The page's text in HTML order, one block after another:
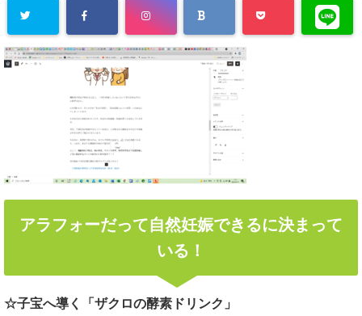
アラフォーだって自然妊娠できるに決まって
いる！
☆子宝へ導く「ザクロの酵素ドリンク」